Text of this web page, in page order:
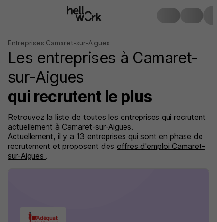
Entreprises Camaret-sur-Aigues
Les entreprises à Camaret-
sur-Aigues
qui recrutent le plus
Retrouvez la liste de toutes les entreprises qui recrutent
actuellement à Camaret-sur-Aigues.
Actuellement, il y a 13 entreprises qui sont en phase de
recrutement et proposent des offres d'emploi Camaret-
sur-Aigues .